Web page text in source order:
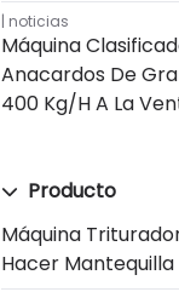
noticias
Máquina
Anacardos De
400 Kg/h A La
Producto
Máquina
Hacer